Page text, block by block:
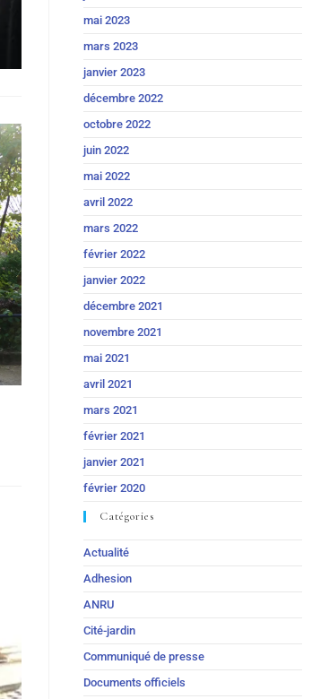
mai 2023
mars 2023
janvier 2023
décembre 2022
octobre 2022
juin 2022
mai 2022
avril 2022
mars 2022
février 2022
janvier 2022
décembre 2021
novembre 2021
mai 2021
avril 2021
mars 2021
février 2021
janvier 2021
février 2020
Catégories
Actualité
Adhesion
ANRU
Cité-jardin
Communiqué de presse
Documents officiels